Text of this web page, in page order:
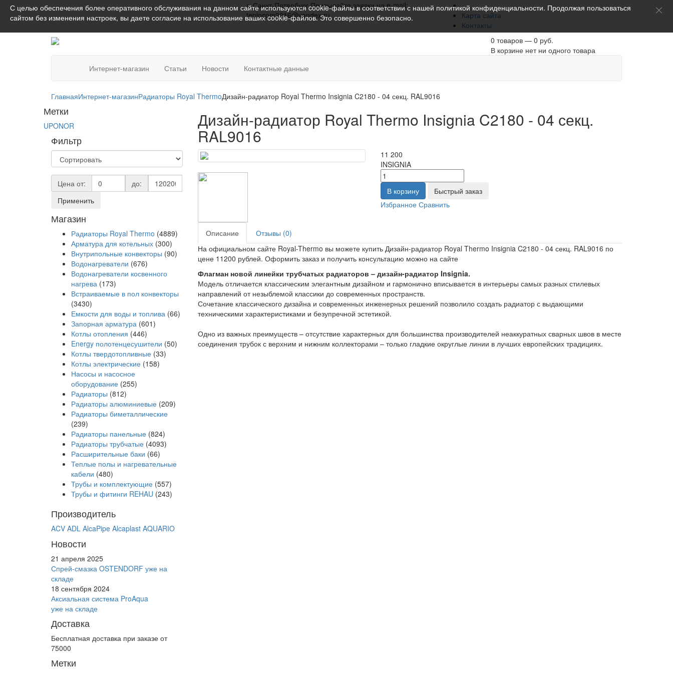
г. Санкт-ПетербургПрисылайте заявки на e-mail:
teplocom2016@yandex.ru
Карта сайта
Контакты
0 товаров — 0 руб.
В корзине нет ни одного товара
Интернет-магазин
Статьи Новости Контактные данные
ГлавнаяИнтернет-магазинРадиаторы Royal ThermoДизайн-радиатор Royal Thermo Insignia C2180 - 04 секц. RAL9016
Дизайн-радиатор Royal Thermo Insignia C2180 - 04 секц.
RAL9016
11 200
INSIGNIA
В корзину
Быстрый заказ
Избранное Сравнить
Описание
Отзывы (0)
На официальном сайте Royal-Thermo вы можете купить Дизайн-радиатор Royal Thermo Insignia C2180 - 04 секц. RAL9016 по
цене 11200 рублей. Оформить заказ и получить консультацию можно на сайте
Флагман новой линейки трубчатых радиаторов – дизайн-радиатор Insignia.
Модель отличается классическим элегантным дизайном и гармонично вписывается в интерьеры самых разных стилевых
направлений от незыблемой классики до современных пространств.
Сочетание классического дизайна и современных инженерных решений позволило создать радиатор с выдающими
техническими характеристиками и безупречной эстетикой.
Одно из важных преимуществ – отсутствие характерных для большинства производителей неаккуратных сварных швов в месте
соединения трубок с верхним и нижним коллекторами – только гладкие округлые линии в лучших европейских традициях.
Метки
UPONOR
Фильтр
Цена от:
до:
Применить
Магазин
Радиаторы Royal Thermo (4889)
Арматура для котельных (300)
Внутрипольные конвекторы (90)
Водонагреватели (676)
Водонагреватели косвенного
нагрева (173)
Встраиваемые в пол конвекторы
(3430)
Емкости для воды и топлива (66)
Запорная арматура (601)
Котлы отопления (446)
Energy полотенцесушители (50)
Котлы твердотопливные (33)
Котлы электрические (158)
Насосы и насосное
оборудование (255)
Радиаторы (812)
Радиаторы алюминиевые (209)
Радиаторы биметаллические
(239)
Радиаторы панельные (824)
Радиаторы трубчатые (4093)
Расширительные баки (66)
Теплые полы и нагревательные
кабели (480)
Трубы и комплектующие (557)
Трубы и фитинги REHAU (243)
Производитель
ACV ADL AlcaPipe Alcaplast AQUARIO
Новости
21 апреля 2025
Спрей-смазка OSTENDORF уже на
складе
18 сентября 2024
Аксиальная система ProAqua
уже на складе
Доставка
Бесплатная доставка при заказе от
75000
Метки
С целью обеспечения более оперативного обслуживания на данном сайте используются cookie-файлы в соответствии с нашей политикой конфиденциальности. Продолжая пользоваться
сайтом без изменения настроек, вы даете согласие на использование ваших cookie-файлов. Это совершенно безопасно.